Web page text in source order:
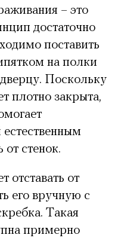
– это
достаточно
поставить
на полки
Поскольку
плотно закрыта,
от стенок.
отставать от
его вручную с
Такая
примерно